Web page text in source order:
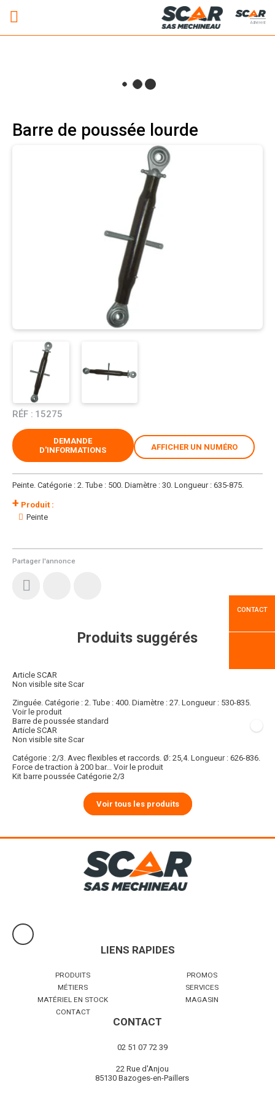
Adhérent
Barre de poussée lourde
RÉF : 15275
+ Produit :
Peinte
Partager l'annonce
Peinte. Catégorie : 2. Tube : 500. Diamètre : 30. Longueur : 635-875.
DEMANDE
D'INFORMATIONS
AFFICHER UN NUMÉRO
Produits suggérés
Article SCAR
Non visible site Scar
Zinguée. Catégorie : 2. Tube : 400. Diamètre : 27. Longueur : 530-835.
Voir le produit
Barre de poussée standard
Article SCAR
Non visible site Scar
Catégorie : 2/3. Avec flexibles et raccords. Ø: 25,4. Longueur : 626-836.
Force de traction à 200 bar...
Voir le produit
Kit barre poussée Catégorie 2/3
Voir tous les produits
CONTACT
LIENS RAPIDES
PRODUITS
PROMOS
MÉTIERS
SERVICES
MATÉRIEL EN STOCK
MAGASIN
CONTACT
CONTACT
02 51 07 72 39
22 Rue d'Anjou
85130 Bazoges-en-Paillers